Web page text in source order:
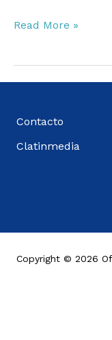
Read More »
Contacto
Clatinmedia
Copyright © 2026